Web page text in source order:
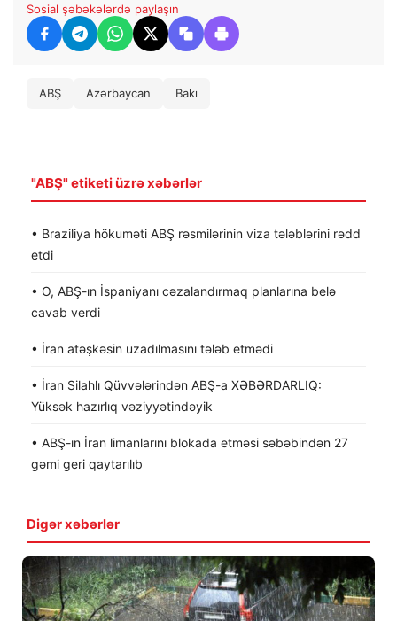
Sosial şəbəkələrdə paylaşın
ABŞ Azərbaycan Bakı
"ABŞ" etiketi üzrə xəbərlər
• Braziliya hökuməti ABŞ rəsmilərinin viza tələblərini rədd
etdi
• O, ABŞ-ın İspaniyanı cəzalandırmaq planlarına belə
cavab verdi
• İran atəşkəsin uzadılmasını tələb etmədi
• İran Silahlı Qüvvələrindən ABŞ-a XƏBƏRDARLIQ:
Yüksək hazırlıq vəziyyətindəyik
• ABŞ-ın İran limanlarını blokada etməsi səbəbindən 27
gəmi geri qaytarılıb
Digər xəbərlər